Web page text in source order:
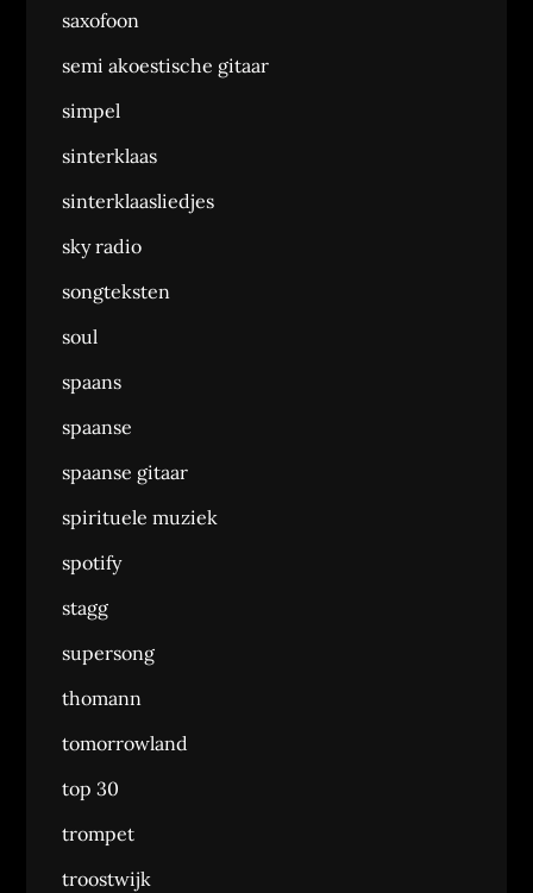
saxofoon
semi akoestische gitaar
simpel
sinterklaas
sinterklaasliedjes
sky radio
songteksten
soul
spaans
spaanse
spaanse gitaar
spirituele muziek
spotify
stagg
supersong
thomann
tomorrowland
top 30
trompet
troostwijk